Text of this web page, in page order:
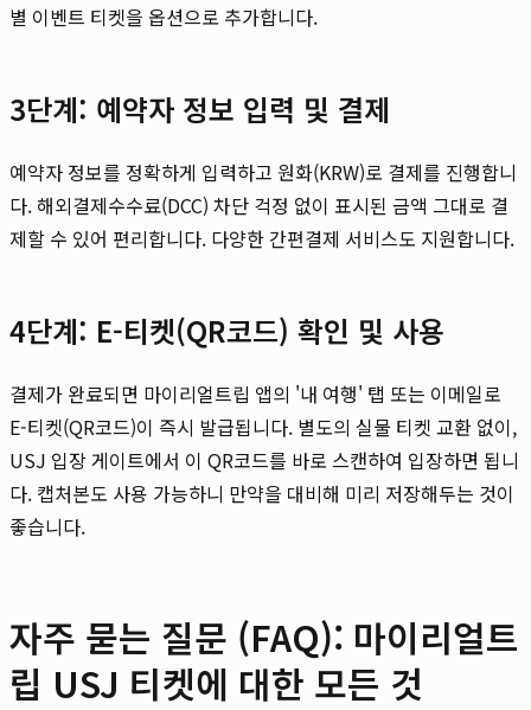
별 이벤트 티켓을 옵션으로 추가합니다.
3단계: 예약자 정보 입력 및 결제
예약자 정보를 정확하게 입력하고 원화(KRW)로 결제를 진행합니
다. 해외결제수수료(DCC) 차단 걱정 없이 표시된 금액 그대로 결
제할 수 있어 편리합니다. 다양한 간편결제 서비스도 지원합니다.
4단계: E-티켓(QR코드) 확인 및 사용
결제가 완료되면 마이리얼트립 앱의 '내 여행' 탭 또는 이메일로
E-티켓(QR코드)이 즉시 발급됩니다. 별도의 실물 티켓 교환 없이,
USJ 입장 게이트에서 이 QR코드를 바로 스캔하여 입장하면 됩니
다. 캡처본도 사용 가능하니 만약을 대비해 미리 저장해두는 것이
좋습니다.
자주 묻는 질문 (FAQ): 마이리얼트
립 USJ 티켓에 대한 모든 것